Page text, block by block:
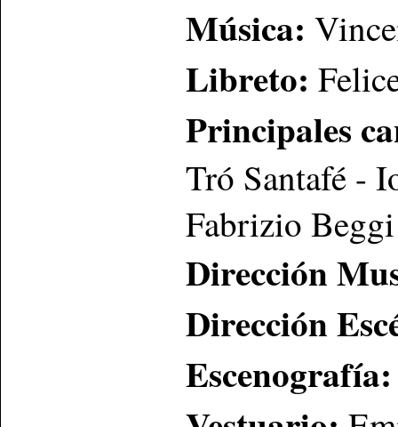
Música:
Libreto:
Principales
Tró Santafé -
Fabrizio Beggi
Dirección
Dirección
Escenografía: